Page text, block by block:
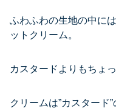
ふわふわの生地の中に
ットクリーム。
カスタードよりもちょ
クリームは”カスタード